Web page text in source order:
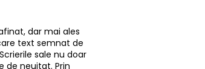
dar mai ales
text semnat de
sale nu doar
de neuitat. Prin